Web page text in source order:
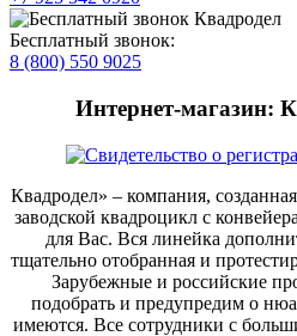
Бесплатный звонок:
8 (800) 550 9025
Интернет-
Квадродел» – компания,
заводской квадроцикл с
для Вас. Вся линейка
тщательно отобранная и
Зарубежные и российские
подобрать и предупредим о
имеются. Все сотрудники с